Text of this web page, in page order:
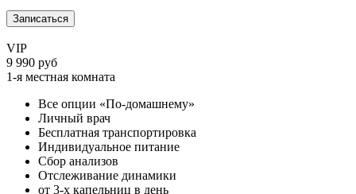
Записаться
VIP
9 990 руб
1-я местная комната
Все опции «По-домашнему»
Личный врач
Бесплатная транспортировка
Индивидуальное питание
Сбор анализов
Отслеживание динамики
от 3-х капельниц в день